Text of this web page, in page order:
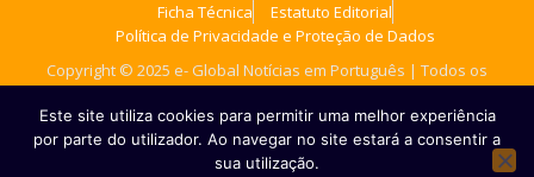
Copyright © 2025 e- Global Notícias em Português | Todos os
Ficha Técnica
Estatuto Editorial
Política de Privacidade e Proteção de Dados
Este site utiliza cookies para permitir uma melhor experiência
por parte do utilizador. Ao navegar no site estará a consentir a
sua utilização.